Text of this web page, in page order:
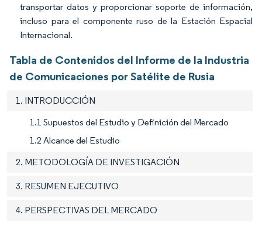
transportar datos y proporcionar soporte de información,
incluso para el componente ruso de la Estación Espacial
Internacional.
Tabla de Contenidos del Informe de la Industria
de Comunicaciones por Satélite de Rusia
1. INTRODUCCIÓN
1.1 Supuestos del Estudio y Definición del Mercado
1.2 Alcance del Estudio
2. METODOLOGÍA DE INVESTIGACIÓN
3. RESUMEN EJECUTIVO
4. PERSPECTIVAS DEL MERCADO